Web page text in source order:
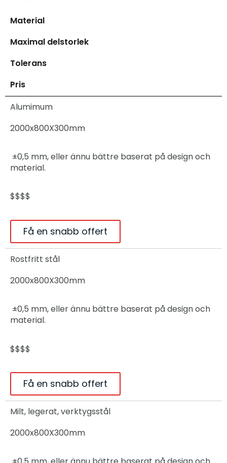
Material
Maximal delstorlek
Tolerans
Pris
Alumimum
2000x800X300mm
±0,5 mm, eller ännu bättre baserat på design och
material.
$$$$
Få en snabb offert
Rostfritt stål
2000x800X300mm
±0,5 mm, eller ännu bättre baserat på design och
material.
$$$$
Få en snabb offert
Milt, legerat, verktygsstål
2000x800X300mm